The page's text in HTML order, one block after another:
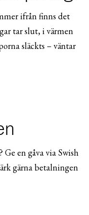
ifrån finns det
tar slut, i värmen
släckts – väntar
en gåva via Swish
gärna betalningen